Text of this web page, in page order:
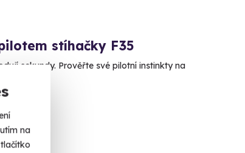
na
stíhačky F35
sekundy. Prověřte své pilotní instinkty na